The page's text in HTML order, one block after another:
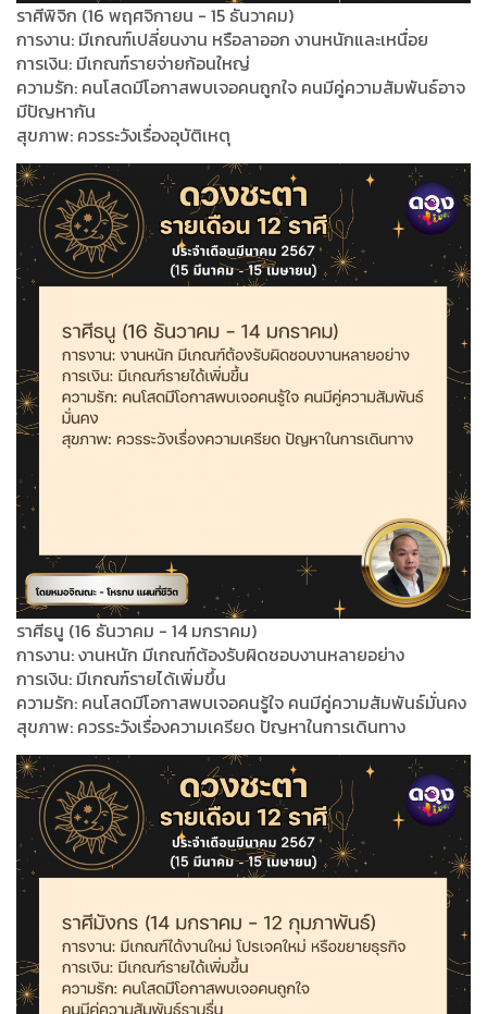
ราศีพิจิก (16 พฤศจิกายน - 15 ธันวาคม)
การงาน: มีเกณฑ์เปลี่ยนงาน หรือลาออก งานหนักและเหนื่อย
การเงิน: มีเกณฑ์รายจ่ายก้อนใหญ่
ความรัก: คนโสดมีโอกาสพบเจอคนถูกใจ คนมีคู่ความสัมพันธ์อาจ
มีปัญหากัน
สุขภาพ: ควรระวังเรื่องอุบัติเหตุ
ราศีธนู (16 ธันวาคม - 14 มกราคม)
การงาน: งานหนัก มีเกณฑ์ต้องรับผิดชอบงานหลายอย่าง
การเงิน: มีเกณฑ์รายได้เพิ่มขึ้น
ความรัก: คนโสดมีโอกาสพบเจอคนรู้ใจ คนมีคู่ความสัมพันธ์มั่นคง
สุขภาพ: ควรระวังเรื่องความเครียด ปัญหาในการเดินทาง